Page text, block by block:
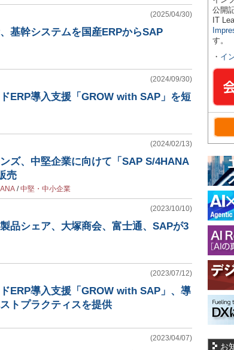
(2025/04/30)
基幹システムを国産ERPからSAP
(2024/09/30)
ERP導入支援「GROW with SAP」を短
(2024/02/13)
ズ、中堅企業に向けて「SAP S/4HANA
売
/中堅・中小企業
(2023/10/10)
品シェア、大塚商会、富士通、SAPが3
(2023/07/12)
ERP導入支援「GROW with SAP」、導
トプラクティスを提供
(2023/04/07)
公開
IT
す。
・ イ
お